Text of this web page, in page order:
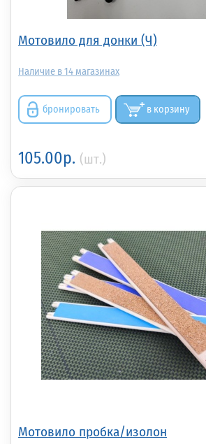
Мотовило для донки (Ч)
14
бронировать в корзину
105.00р. (шт.)
Мотовило пробка/изолон